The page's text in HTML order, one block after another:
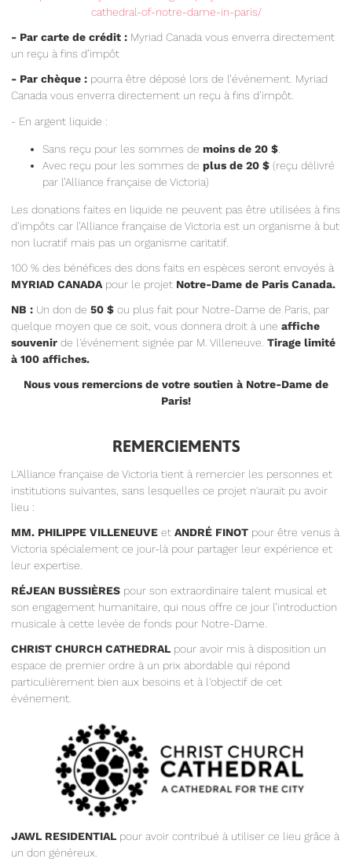
cathedral-of-notre-dame-in-paris/
- Par carte de crédit : Myriad Canada vous enverra directement
un reçu à fins d’impôt
- Par chèque : pourra être déposé lors de l’événement. Myriad
Canada vous enverra directement un reçu à fins d’impôt.
- En argent liquide :
Sans reçu pour les sommes de moins de 20 $
Avec reçu pour les sommes de plus de 20 $ (reçu délivré
par l’Alliance française de Victoria)
Les donations faites en liquide ne peuvent pas être utilisées à fins
d’impôts car l’Alliance française de Victoria est un organisme à but
non lucratif mais pas un organisme caritatif.
100 % des bénéfices des dons faits en espèces seront envoyés à
MYRIAD CANADA pour le projet Notre-Dame de Paris Canada.
NB : Un don de 50 $ ou plus fait pour Notre-Dame de Paris, par
quelque moyen que ce soit, vous donnera droit à une affiche
souvenir de l'événement signée par M. Villeneuve. Tirage limité
à 100 affiches.
Nous vous remercions de votre soutien à Notre-Dame de
Paris!
REMERCIEMENTS
L'Alliance française de Victoria tient à remercier les personnes et
institutions suivantes, sans lesquelles ce projet n'aurait pu avoir
lieu :
MM. PHILIPPE VILLENEUVE et ANDRÉ FINOT pour être venus à
Victoria spécialement ce jour-là pour partager leur expérience et
leur expertise.
RÉJEAN BUSSIÈRES pour son extraordinaire talent musical et
son engagement humanitaire, qui nous offre ce jour l’introduction
musicale à cette levée de fonds pour Notre-Dame.
CHRIST CHURCH CATHEDRAL pour avoir mis à disposition un
espace de premier ordre à un prix abordable qui répond
particulièrement bien aux besoins et à l'objectif de cet
événement.
JAWL RESIDENTIAL pour avoir contribué à utiliser ce lieu grâce à
un don généreux.